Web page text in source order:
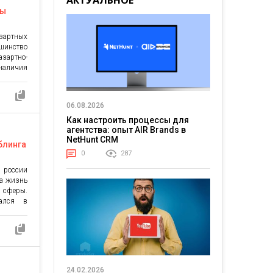
жизнь
в
как
06.08.2026
Как настроить процессы для
агентства: опыт AIR Brands в
NetHunt CRM
0 287
24.02.2026